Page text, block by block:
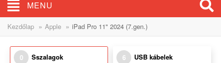
MENU
Kezdőlap » Apple » iPad Pro 11" 2024 (7.gen.)
0 Sszalagok 6 USB kábelek